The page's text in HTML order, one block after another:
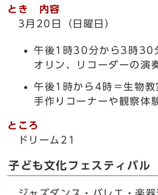
とき 内容
3月20日（日曜日）
午後1時30分から3時30
オリン、リコーダーの演
午後1時から4時＝生物教
手作りコーナーや観察体
ところ
ドリーム21
子ども文化フェスティバル